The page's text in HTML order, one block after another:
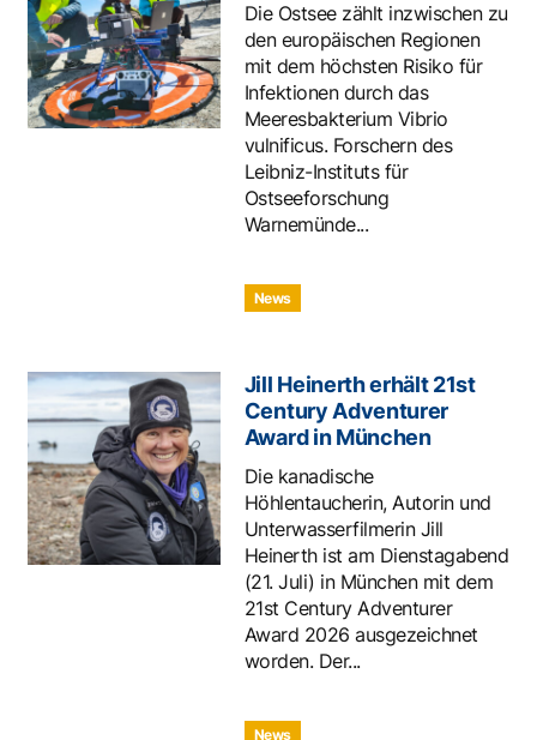
Die Ostsee zählt inzwischen zu
den europäischen Regionen
mit dem höchsten Risiko für
Infektionen durch das
Meeresbakterium Vibrio
vulnificus. Forschern des
Leibniz-Instituts für
Ostseeforschung
Warnemünde...
News
Jill Heinerth erhält 21st
Century Adventurer
Award in München
Die kanadische
Höhlentaucherin, Autorin und
Unterwasserfilmerin Jill
Heinerth ist am Dienstagabend
(21. Juli) in München mit dem
21st Century Adventurer
Award 2026 ausgezeichnet
worden. Der...
News